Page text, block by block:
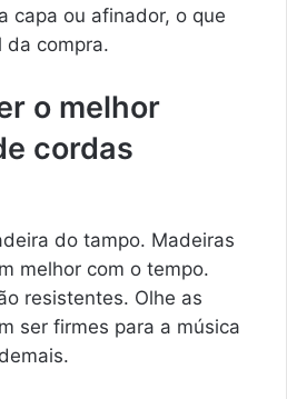
capa ou afinador, o que
da compra.
o melhor
cordas
do tampo. Madeiras
melhor com o tempo.
resistentes. Olhe as
ser firmes para a música